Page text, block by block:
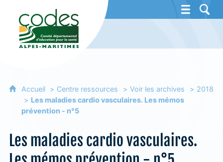
CoDES 06 - Comité départemental
Accueil Centre ressources Voir les archives
2018
Les maladies cardio vasculaires. Les mémos
prévention - n°5
Les maladies cardio vasculaires.